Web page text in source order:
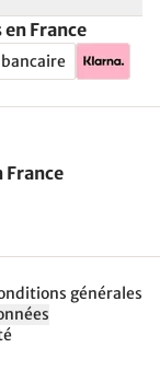
France
France
générales